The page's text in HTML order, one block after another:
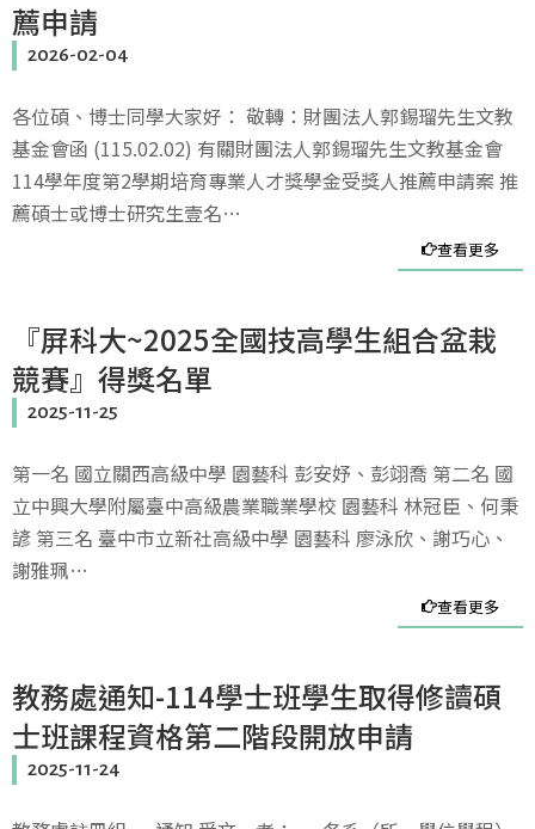
薦申請
2026-02-04
各位碩、博士同學大家好： 敬轉：財團法人郭錫瑠先生文教
基金會函 (115.02.02) 有關財團法人郭錫瑠先生文教基金會
114學年度第2學期培育專業人才獎學金受獎人推薦申請案 推
薦碩士或博士研究生壹名…
查看更多
『屏科大~2025全國技高學生組合盆栽
競賽』得獎名單
2025-11-25
第一名 國立關西高級中學 園藝科 彭安妤、彭翊喬 第二名 國
立中興大學附屬臺中高級農業職業學校 園藝科 林冠臣、何秉
諺 第三名 臺中市立新社高級中學 園藝科 廖泳欣、謝巧心、
謝雅珮…
查看更多
教務處通知-114學士班學生取得修讀碩
士班課程資格第二階段開放申請
2025-11-24